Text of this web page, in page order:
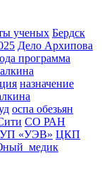
ученых Бердск
Дело Архипова
программа
назначение
оспа обезьян
СО РАН
«УЭВ» ЦКП